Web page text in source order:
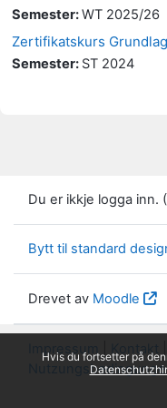
Hvis du fortsetter på
Semester:WT 2025/26
Zertifikatskurs
Semester: ST 2024
Du er ikkje logga inn. (
Bytt til standard
Drevet av Moodle
Impressum Kontakt